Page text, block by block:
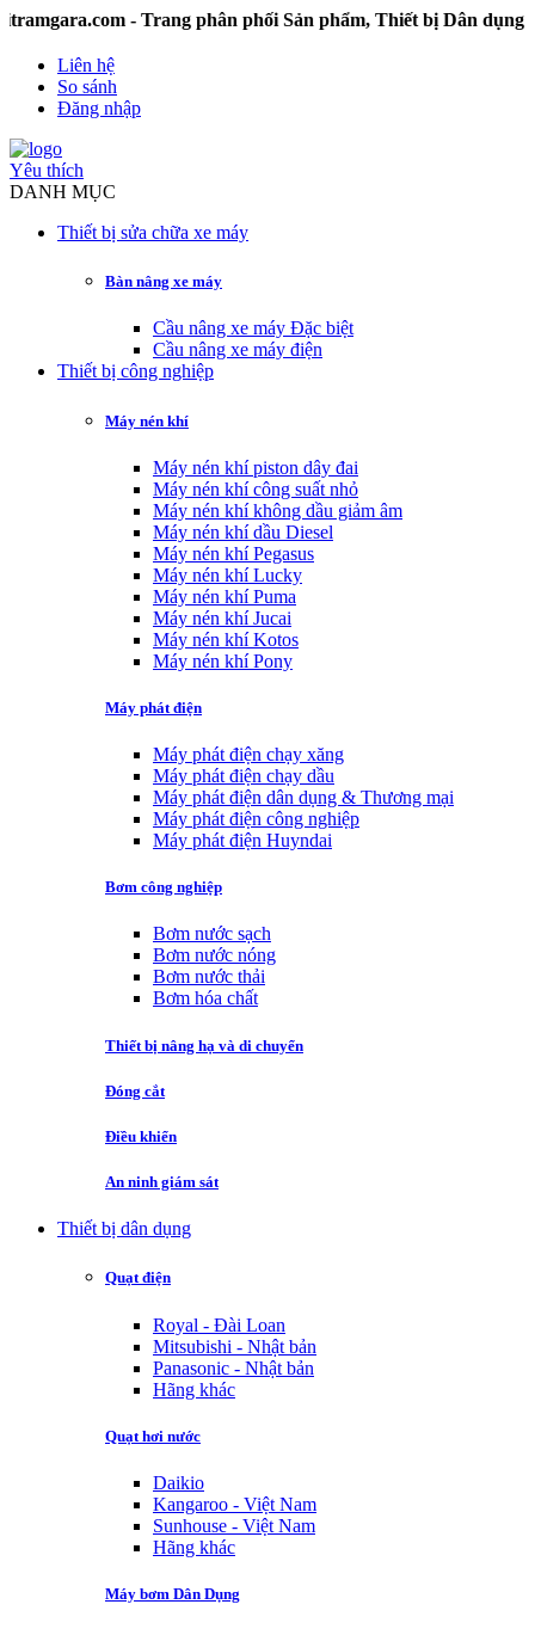
- Trang phân phối Sản phẩm, Thiết bị Dân dụng và
Liên hệ
So sánh
Đăng nhập
Yêu thích
DANH MỤC
Thiết bị sửa chữa xe máy
Bàn nâng xe máy
Cầu nâng xe máy Đặc biệt
Cầu nâng xe máy điện
Thiết bị công nghiệp
Máy nén khí
Máy nén khí piston dây đai
Máy nén khí công suất nhỏ
Máy nén khí không dầu giảm âm
Máy nén khí dầu Diesel
Máy nén khí Pegasus
Máy nén khí Lucky
Máy nén khí Puma
Máy nén khí Jucai
Máy nén khí Kotos
Máy nén khí Pony
Máy phát điện
Máy phát điện chạy xăng
Máy phát điện chạy dầu
Máy phát điện dân dụng & Thương mại
Máy phát điện công nghiệp
Máy phát điện Huyndai
Bơm công nghiệp
Bơm nước sạch
Bơm nước nóng
Bơm nước thải
Bơm hóa chất
Thiết bị nâng hạ và di chuyển
Đóng cắt
Điều khiển
An ninh giám sát
Thiết bị dân dụng
Quạt điện
Royal - Đài Loan
Mitsubishi - Nhật bản
Panasonic - Nhật bản
Hãng khác
Quạt hơi nước
Daikio
Kangaroo - Việt Nam
Sunhouse - Việt Nam
Hãng khác
Máy bơm Dân Dụng